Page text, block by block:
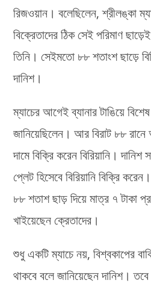
রিজওয়ান। বলেছিলেন, শ্রীলঙ্কা
বিক্রেতাদের ঠিক সেই পরিমাণ
তিনি। সেইমতো ৮৮ শতাংশ ছাড়ে
দানিশ।
ম্যাচের আগেই ব্যানার টাঙিয়ে
জানিয়েছিলেন। আর বিরাট ৮৮
দামে বিক্রি করেন বিরিয়ানি।
প্লেট হিসেবে বিরিয়ানি বিক্রি
৮৮ শতাশ ছাড় দিয়ে মাত্র ৭ টাকা
খাইয়েছেন ক্রেতাদের।
শুধু একটি ম্যাচে নয়, বিশ্বকাপের
থাকবে বলে জানিয়েছেন দানিশ।